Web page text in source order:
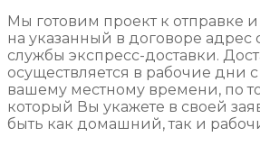
Мы готовим проект к отправке
на указанный в договоре
службы экспресс-доставки.
осуществляется в рабочие дни
вашему местному времени, по
который Вы укажете в своей
быть как домашний, так и